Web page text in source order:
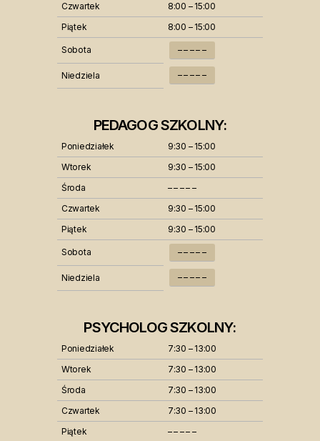
Czwartek
8:00 – 15:00
Piątek
8:00 – 15:00
Sobota – – – – –
Niedziela – – – – –
PEDAGOG SZKOLNY:
Poniedziałek
9:30 – 15:00
Wtorek
9:30 – 15:00
Środa
– – – – –
Czwartek
9:30 – 15:00
Piątek
9:30 – 15:00
Sobota – – – – –
Niedziela – – – – –
PSYCHOLOG SZKOLNY:
Poniedziałek
7:30 – 13:00
Wtorek
7:30 – 13:00
Środa
7:30 – 13:00
Czwartek
7:30 – 13:00
Piątek
– – – – –